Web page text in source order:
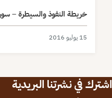
خريطة النفوذ والسيطرة – سورية – 15
15 يوليو 2016
اشترك في نشرتنا البريدية